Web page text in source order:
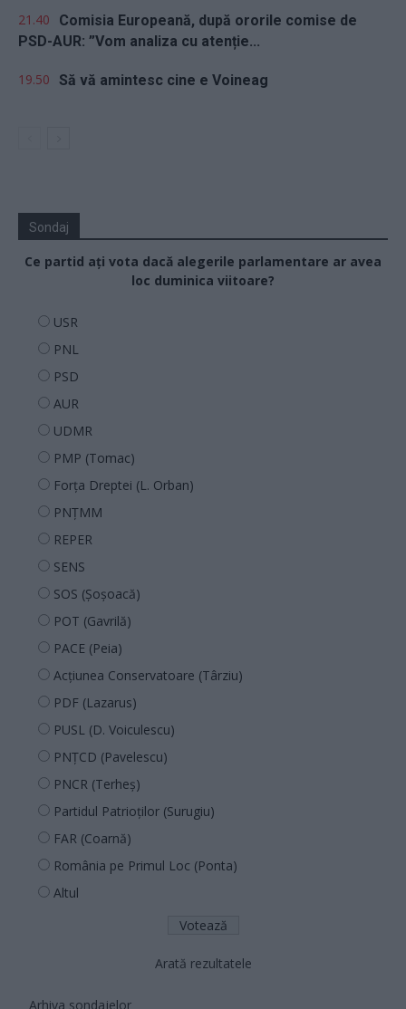
21.40
Comisia Europeană, după ororile comise de
PSD-AUR: ”Vom analiza cu atenție...
19.50 Să vă amintesc cine e Voineag
Sondaj
Ce partid ați vota dacă alegerile parlamentare ar avea
loc duminica viitoare?
USR
PNL
PSD
AUR
UDMR
PMP (Tomac)
Forța Dreptei (L. Orban)
PNȚMM
REPER
SENS
SOS (Șoșoacă)
POT (Gavrilă)
PACE (Peia)
Acțiunea Conservatoare (Târziu)
PDF (Lazarus)
PUSL (D. Voiculescu)
PNȚCD (Pavelescu)
PNCR (Terheș)
Partidul Patrioților (Surugiu)
FAR (Coarnă)
România pe Primul Loc (Ponta)
Altul
Arată rezultatele
Arhiva sondajelor